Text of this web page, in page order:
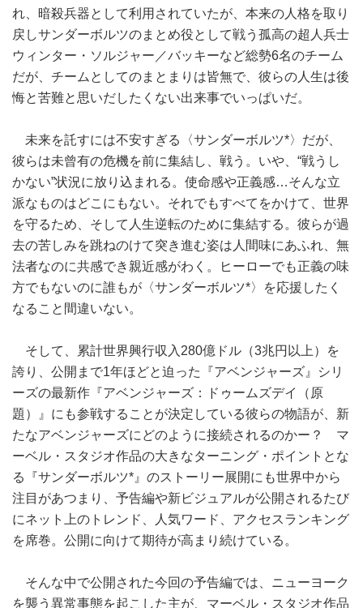
れ、暗殺兵器として利用されていたが、本来の人格を取り
戻しサンダーボルツのまとめ役として戦う孤高の超人兵士
ウィンター・ソルジャー／バッキーなど総勢6名のチーム
だが、チームとしてのまとまりは皆無で、彼らの人生は後
悔と苦難と思いだしたくない出来事でいっぱいだ。
未来を託すには不安すぎる〈サンダーボルツ*〉だが、
彼らは未曾有の危機を前に集結し、戦う。いや、“戦うし
かない”状況に放り込まれる。使命感や正義感…そんな立
派なものはどこにもない。それでもすべてをかけて、世界
を守るため、そして人生逆転のために集結する。彼らが過
去の苦しみを跳ねのけて突き進む姿は人間味にあふれ、無
法者なのに共感でき親近感がわく。ヒーローでも正義の味
方でもないのに誰もが〈サンダーボルツ*〉を応援したく
なること間違いない。
そして、累計世界興行収入280億ドル（3兆円以上）を
誇り、公開まで1年ほどと迫った『アベンジャーズ』シリ
ーズの最新作『アベンジャーズ：ドゥームズデイ（原
題）』にも参戦することが決定している彼らの物語が、新
たなアベンジャーズにどのように接続されるのかー？ マ
ーベル・スタジオ作品の大きなターニング・ポイントとな
る『サンダーボルツ*』のストーリー展開にも世界中から
注目があつまり、予告編や新ビジュアルが公開されるたび
にネット上のトレンド、人気ワード、アクセスランキング
を席巻。公開に向けて期待が高まり続けている。
そんな中で公開された今回の予告編では、ニューヨーク
を襲う異常事態を起こした主が、マーベル・スタジオ作品